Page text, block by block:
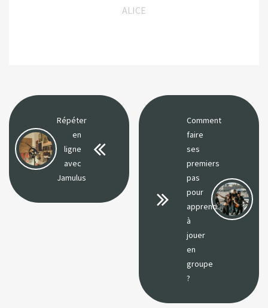
ALICE
Répéter
en
ligne
avec
Jamulus
Comment
faire
ses
premiers
pas
pour
apprendre
à
jouer
en
groupe
?